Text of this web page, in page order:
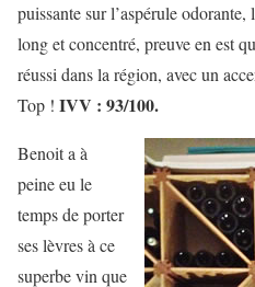
puissante sur l’aspérule
long et concentré, preuve en est
réussi dans la région, avec un
Top ! IVV : 93/100.
Benoit a à
peine eu le
temps de porter
ses lèvres à ce
superbe vin que